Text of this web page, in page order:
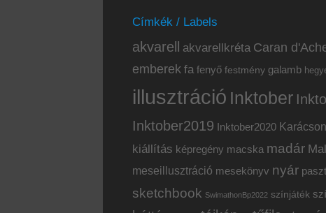
Címkék / Labels
akvarell akvarellkréta Caran
emberek fa fenyő festmény galamb
illusztráció Inktober
Inktober2019 Inktober2020
kiállítás képregény macska madár
meseillusztráció mesekönyv nyár
sketchbook SwimathonBp2022 színjáték